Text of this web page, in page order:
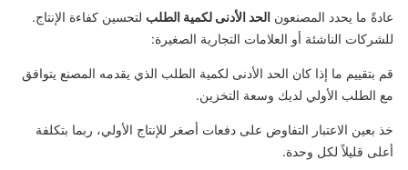
عادةً ما يحدد المصنعون الحد الأدنى لكمية الطلب لتحسين كفاءة الإنتاج.
للشركات الناشئة أو العلامات التجارية الصغيرة:
قم بتقييم ما إذا كان الحد الأدنى لكمية الطلب الذي يقدمه المصنع يتوافق
مع الطلب الأولي لديك وسعة التخزين.
خذ بعين الاعتبار التفاوض على دفعات أصغر للإنتاج الأولي، ربما بتكلفة
أعلى قليلاً لكل وحدة.